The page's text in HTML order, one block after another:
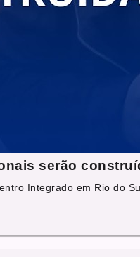
serão
Integrado em Rio do